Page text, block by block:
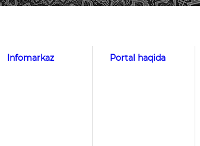
Infomarkaz Portal haqida